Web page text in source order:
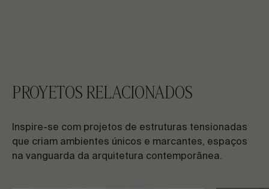
PROYETOS RELACIONADOS
Inspire-se com projetos de estruturas tensionadas
que criam ambientes únicos e marcantes, espaços
na vanguarda da arquitetura contemporânea.